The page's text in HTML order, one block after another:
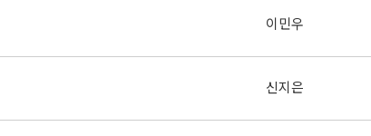
이민우
신지은